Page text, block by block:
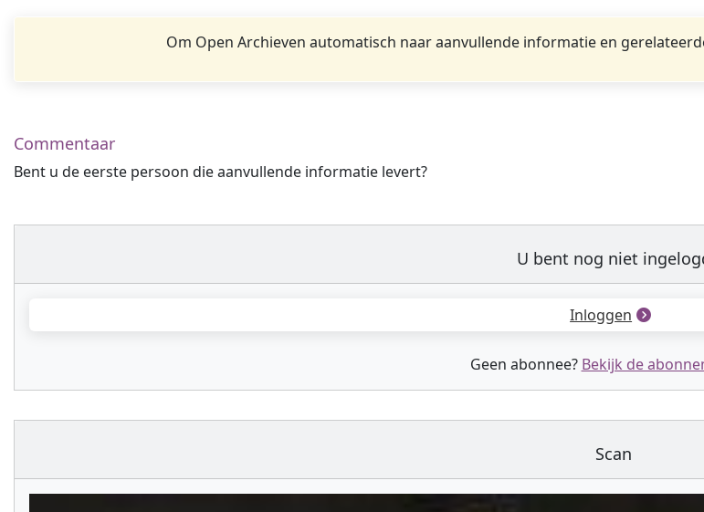
Om Open Archieven automatisch naar aanvullende informatie en
Commentaar
Bent u de eerste persoon die aanvullende informatie levert?
U bent nog niet
Inloggen
Geen abonnee? Bekijk de
Scan